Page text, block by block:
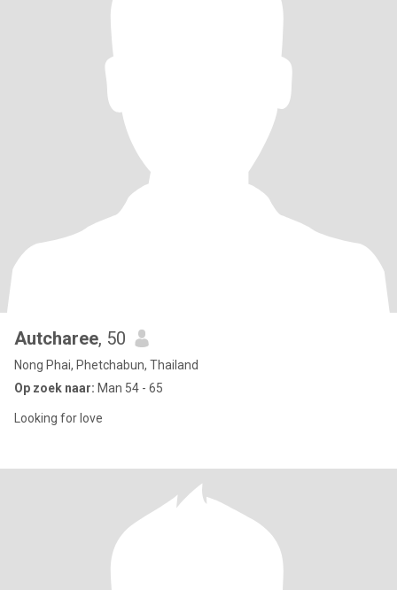
Autcharee, 50
Nong Phai, Phetchabun, Thailand
Op zoek naar: Man 54 - 65
Looking for love